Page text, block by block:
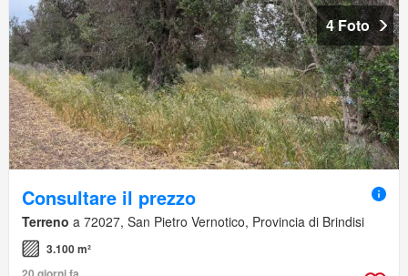
4 Foto
Consultare il prezzo
Terreno a 72027, San Pietro Vernotico, Provincia di Brindisi
3.100 m²